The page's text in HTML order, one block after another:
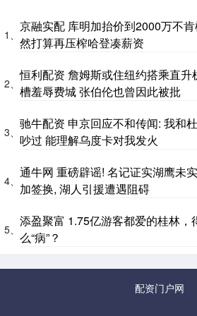
1、
京融实配 库明加抬价到2000万不
然打算再压榨哈登凑薪资
2、
恒利配资 詹姆斯或住纽约搭乘直升
槽羞辱费城 张伯伦也曾因此被批
3、
驰牛配资 申京回应不和传闻: 我和
吵过 能理解乌度卡对我发火
4、
通牛网 重磅辟谣! 名记证实湖鹰未
加签换, 湖人引援遭遇阻碍
5、
添盈聚富 1.75亿游客都爱的桂林，
么“病”？
配资门户网